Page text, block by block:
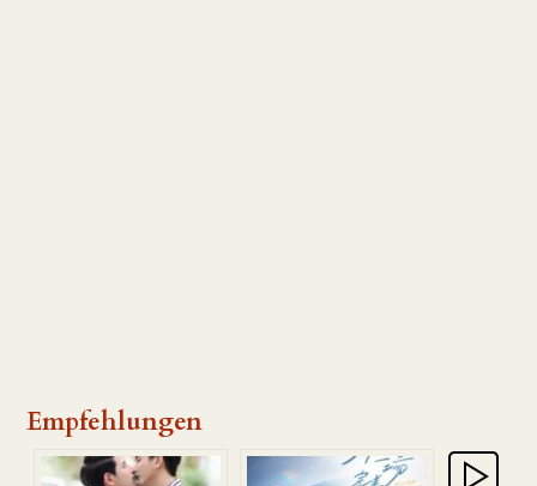
Empfehlungen